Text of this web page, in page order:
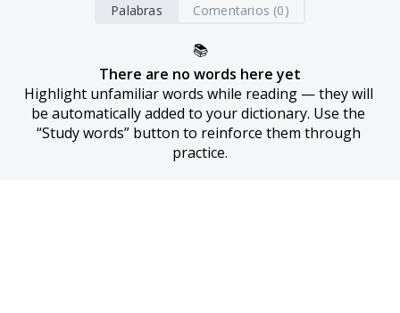
Palabras Comentarios (0)
📚
There are no words here yet
Highlight unfamiliar words while reading — they will
be automatically added to your dictionary. Use the
“Study words” button to reinforce them through
practice.